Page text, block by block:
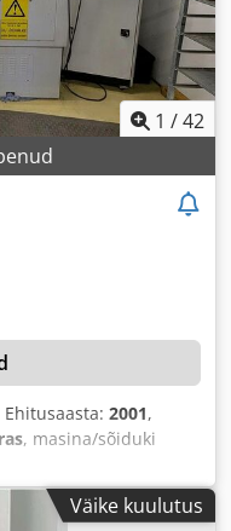
1 /42
Ehitusaasta: 2001,
, masina/sõiduki
6 000 kg,
Väike kuulutus